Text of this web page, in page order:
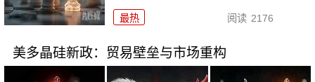
最热 阅读 2176
美多晶硅新政：贸易壁垒与市场重构